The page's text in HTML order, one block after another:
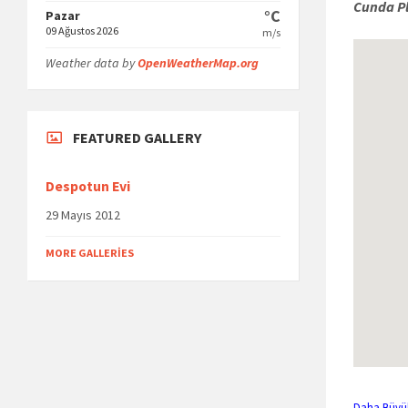
Cunda
Pazar
09 Ağustos 2026
°C
m/s
Weather data byOpenWeatherMap.org
FEATURED GALLERY
Despotun Evi
29 Mayıs 2012
MORE GALLERIES